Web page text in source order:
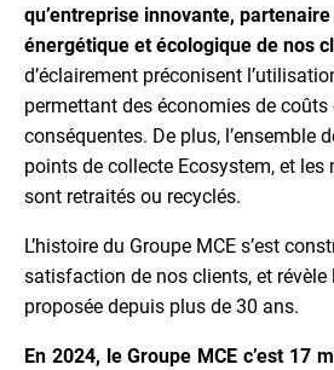
qu’entreprise innovante,
énergétique et écologique de nos
d’éclairement préconisent
permettant des économies de coûts
conséquentes. De plus, l’ensemble
points de collecte Ecosystem, et les
sont retraités ou recyclés.
L’histoire du Groupe MCE s’est
satisfaction de nos clients, et révèle
proposée depuis plus de 30 ans.
En 2024, le Groupe MCE c’est 17